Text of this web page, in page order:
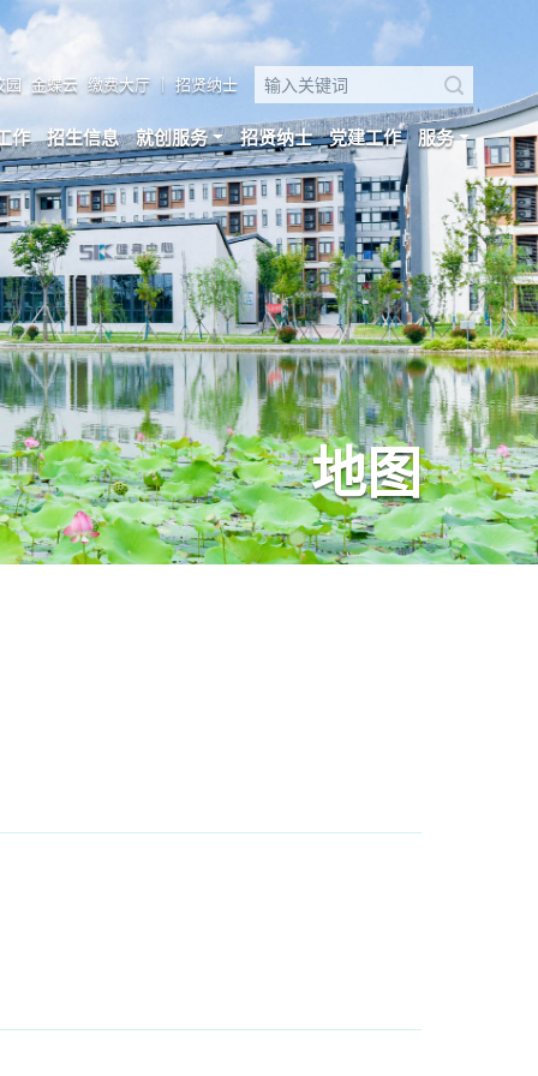
园 金蝶云 缴费大厅 ｜ 招贤纳士
作 招生信息 就创服务 招贤纳士 党建工作 服务
地图